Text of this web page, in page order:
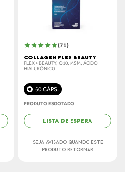
(71)
COLLAGEN FLEX BEAUTY
FLEX + BEAUTY, Q10, MSM, ÁCIDO
HIALURÔNICO
60 CÁPS.
PRODUTO ESGOTADO
LISTA DE ESPERA
SEJA AVISADO QUANDO ESTE
PRODUTO RETORNAR